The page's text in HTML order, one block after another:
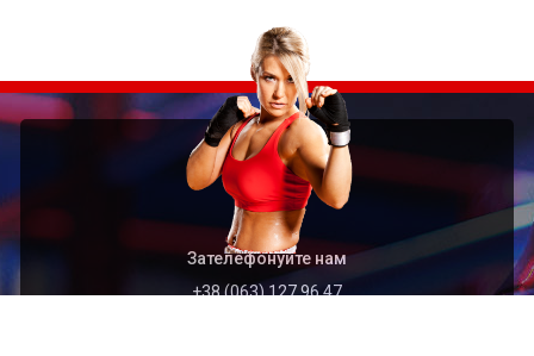
Зателефонуйте нам
+38 (063) 127 96 47